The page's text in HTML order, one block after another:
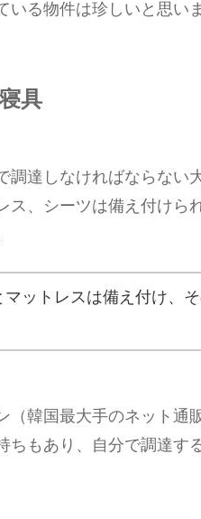
いる物件は珍しいと思い
具
調達しなければならない
、シーツは備え付けら
ットレスは備え付け、
（韓国最大手のネット通
もあり、自分で調達す